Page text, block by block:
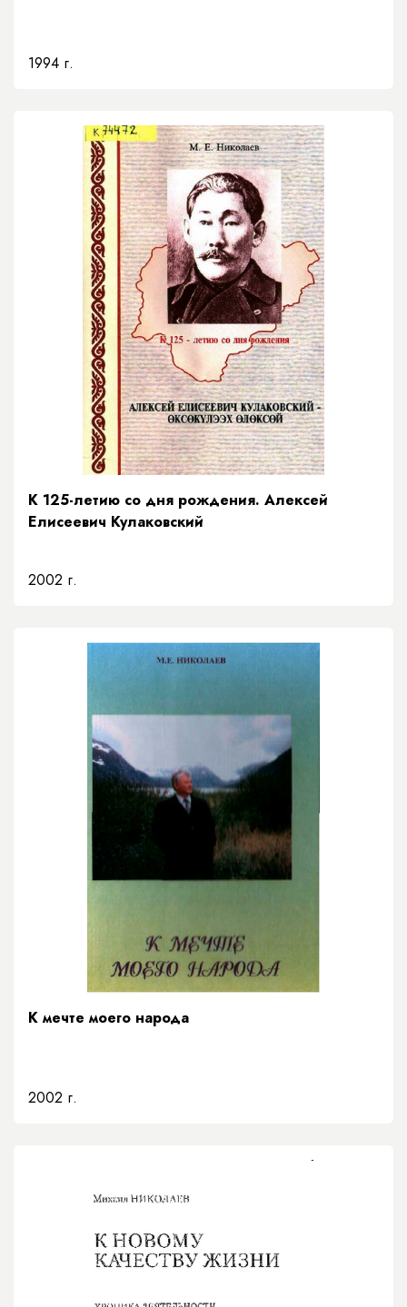
1994 г.
К 125-летию со дня рождения. Алексей
Елисеевич Кулаковский
2002 г.
К мечте моего народа
2002 г.